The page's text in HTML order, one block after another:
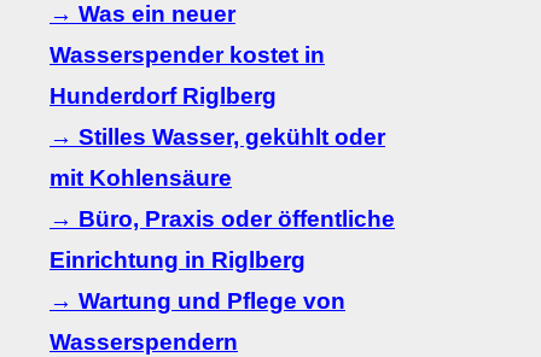
→ Was ein neuer
Wasserspender kostet in
Hunderdorf Riglberg
→ Stilles Wasser, gekühlt oder
mit Kohlensäure
→ Büro, Praxis oder öffentliche
Einrichtung in Riglberg
→ Wartung und Pflege von
Wasserspendern